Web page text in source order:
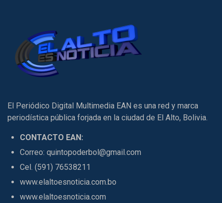
El Periódico Digital Multimedia EAN es una red y marca
periodística pública forjada en la ciudad de El Alto, Bolivia.
CONTACTO EAN:
Correo: quintopoderbol@gmail.com
Cel. (591) 76538211
www.elaltoesnoticia.com.bo
www.elaltoesnoticia.com